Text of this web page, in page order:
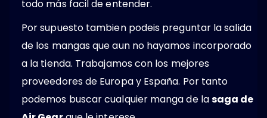
todo más facil de entender.
Por supuesto tambien podeis preguntar la salida
de los mangas que aun no hayamos incorporado
a la tienda. Trabajamos con los mejores
proveedores de Europa y España. Por tanto
podemos buscar cualquier manga de lasaga de